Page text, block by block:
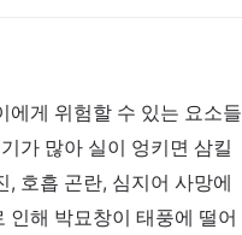
에게 위험할 수 있는 요소들
가 많아 실이 엉키면 삼킬
, 호흡 곤란, 심지어 사망에
인해 박묘창이 태풍에 떨어